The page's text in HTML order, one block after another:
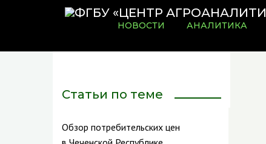
НОВОСТИ АНАЛИТИКА
Статьи по теме
Обзор потребительских цен